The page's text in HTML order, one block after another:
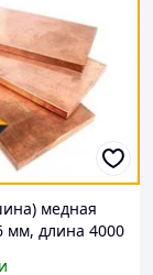
медная
мм, длина 4000